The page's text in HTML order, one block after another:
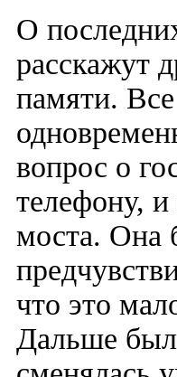
О
расскажут
памяти.
вопрос о
телефону,
моста. Она
что это
Дальше